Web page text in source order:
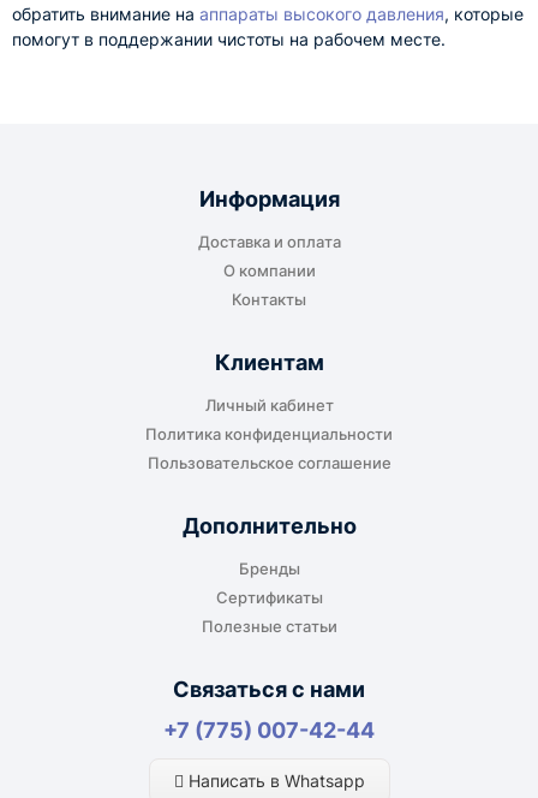
обратить внимание на аппараты высокого давления, которые
помогут в поддержании чистоты на рабочем месте.
Информация
Доставка и оплата
О компании
Контакты
Клиентам
Личный кабинет
Политика конфиденциальности
Пользовательское соглашение
Дополнительно
Бренды
Сертификаты
Полезные статьи
Связаться с нами
+7 (775) 007-42-44
Написать в Whatsapp